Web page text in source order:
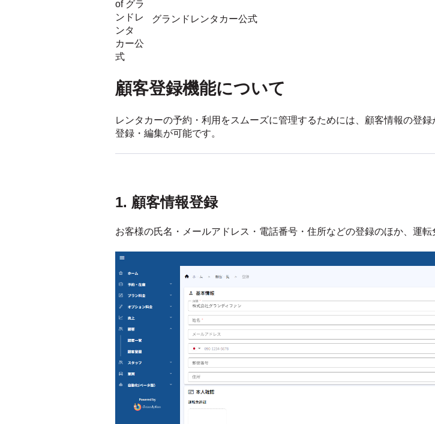
グランドレンタカー公式
顧客登録機能について
レンタカーの予約・利用をスムーズに管理するためには、顧客情報の登
登録・編集が可能です。
1. 顧客情報登録
お客様の氏名・メールアドレス・電話番号・住所などの登録のほか、運